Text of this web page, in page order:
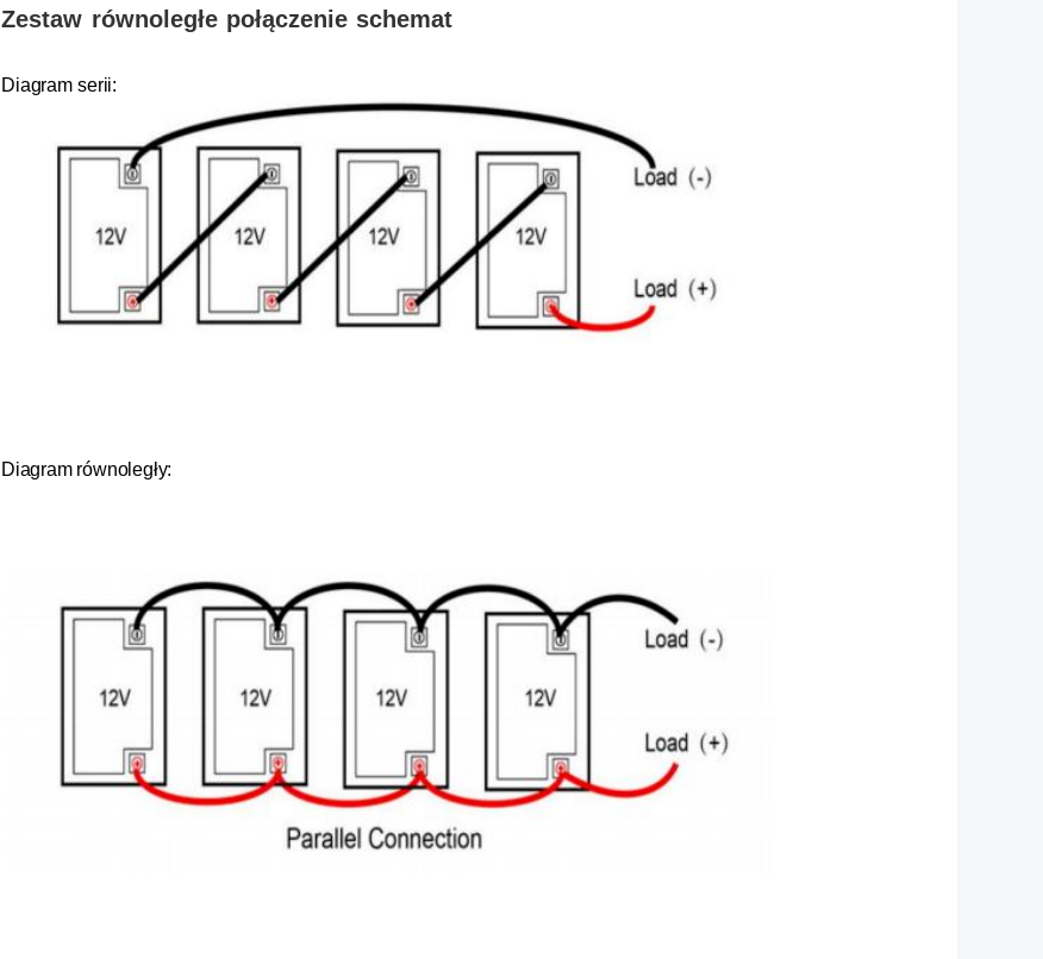
Zestaw równoległe połączenie schemat
Diagram serii:
Diagram równoległy: